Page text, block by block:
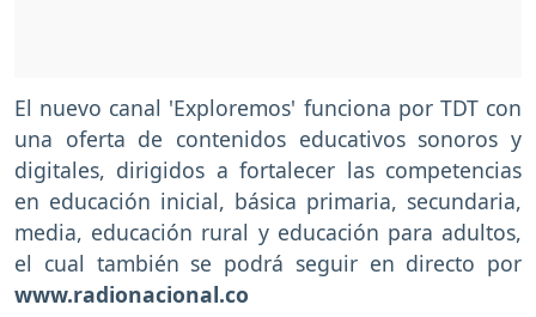
El nuevo canal 'Exploremos' funciona por TDT con
una oferta de contenidos educativos sonoros y
digitales, dirigidos a fortalecer las competencias
en educación inicial, básica primaria, secundaria,
media, educación rural y educación para adultos,
el cual también se podrá seguir en directo por
www.radionacional.co